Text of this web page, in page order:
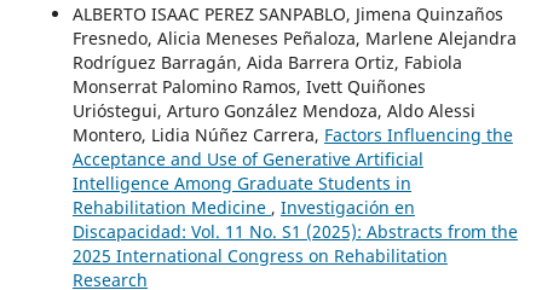
ALBERTO ISAAC PEREZ SANPABLO, Jimena Quinzaños
Fresnedo, Alicia Meneses Peñaloza, Marlene Alejandra
Rodríguez Barragán, Aida Barrera Ortiz, Fabiola
Monserrat Palomino Ramos, Ivett Quiñones
Urióstegui, Arturo González Mendoza, Aldo Alessi
Montero, Lidia Núñez Carrera, Factors Influencing the
Acceptance and Use of Generative Artificial
Intelligence Among Graduate Students in
Rehabilitation Medicine , Investigación en
Discapacidad: Vol. 11 No. S1 (2025): Abstracts from the
2025 International Congress on Rehabilitation
Research